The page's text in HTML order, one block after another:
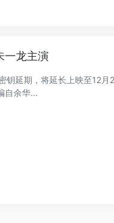
一龙主演
延期，将延长上映至12月
自余华...